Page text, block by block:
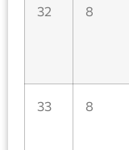
32 8
33 8